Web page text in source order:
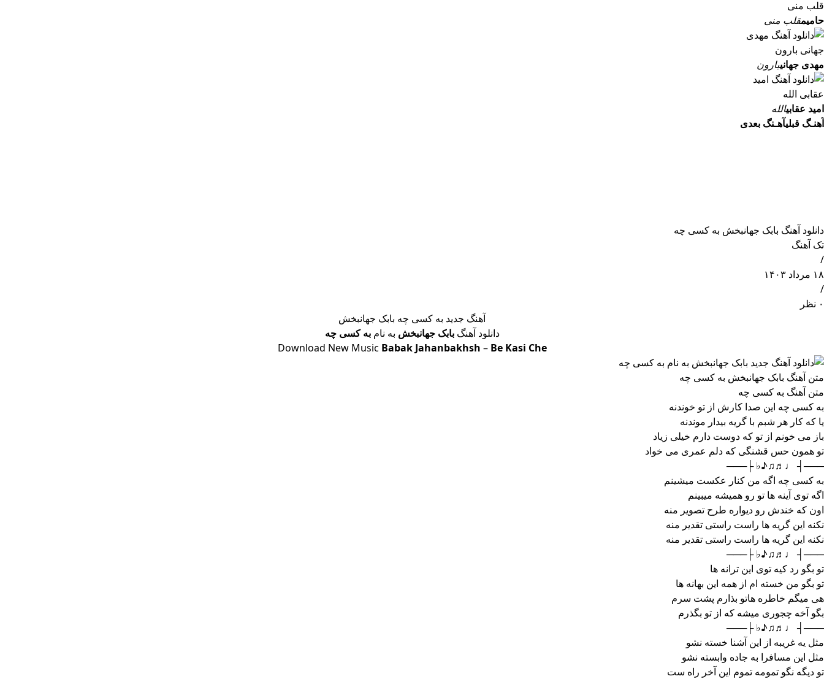
حامیمقلب منی
مهدی جهانیبارون
امید عقابیالله
آهنـگ قبلیآهـنگ بعدی
دانلود آهنگ بابک جهانبخش به کسی چه
تک آهنگ
/
۱۸ مرداد ۱۴۰۳
/
۰ نظر
آهنگ جدید به کسی چه بابک جهانبخش
دانلود آهنگ بابک جهانبخش به نامبه کسی چه
Download New Music Babak Jahanbakhsh – Be Kasi Che
متن آهنگ بابک جهانبخش به کسی چه
متن آهنگ به کسی چه
به کسی چه این صدا کارش از تو خوندنه
یا که کار هر شبم با گریه بیدار موندنه
باز می خونم از تو که دوست دارم خیلی زیاد
تو همون حس قشنگی که دلم عمری می خواد
───┤ ♩♬♫♪♭ ├───
به کسی چه اگه من کنار عکست میشینم
اگه توی آینه ها تو رو همیشه میبینم
اون که خندش رو دیواره طرح تصویر منه
نکنه این گریه ها راست راستی تقدیر منه
نکنه این گریه ها راست راستی تقدیر منه
───┤ ♩♬♫♪♭ ├───
تو بگو رد کیه توی این ترانه ها
تو بگو من خسته ام از همه این بهانه ها
هی میگم خاطره هاتو بذارم پشت سرم
بگو آخه چجوری میشه که از تو بگذرم
───┤ ♩♬♫♪♭ ├───
مثل یه غریبه از این آشنا خسته نشو
مثل این مسافرا به جاده وابسته نشو
تو دیگه نگو تمومه تموم این آخر راه ست